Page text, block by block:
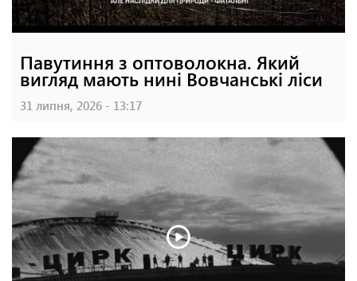
Павутиння з оптоволокна. Який
вигляд мають нині Вовчанські ліси
31 липня, 2026 - 13:17